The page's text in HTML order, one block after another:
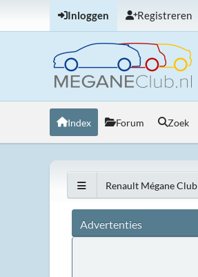
Inloggen Registreren
Index Forum Zoek
Renault Mégane Club
Advertenties